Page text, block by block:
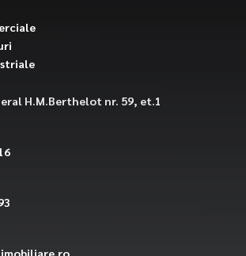
H.M.Berthelot nr. 59, et.1